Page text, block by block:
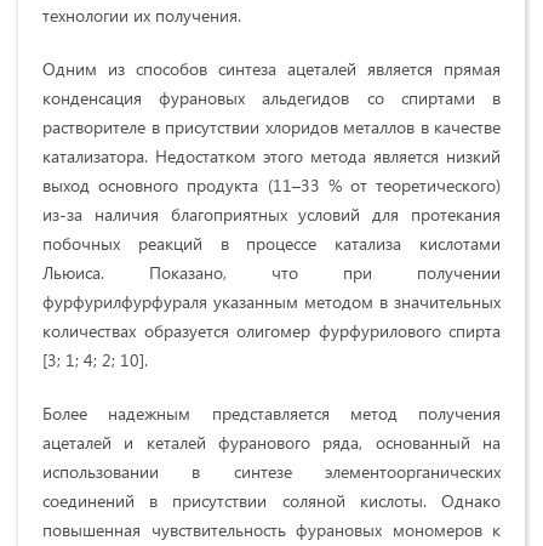
технологии их получения.
Одним из способов синтеза ацеталей является прямая
конденсация фурановых альдегидов со спиртами в
растворителе в присутствии хлоридов металлов в качестве
катализатора. Недостатком этого метода является низкий
выход основного продукта (11–33 % от теоретического)
из-за наличия благоприятных условий для протекания
побочных реакций в процессе катализа кислотами
Льюиса. Показано, что при получении
фурфурилфурфураля указанным методом в значительных
количествах образуется олигомер фурфурилового спирта
[3; 1; 4; 2; 10].
Более надежным представляется метод получения
ацеталей и кеталей фуранового ряда, основанный на
использовании в синтезе элементоорганических
соединений в присутствии соляной кислоты. Однако
повышенная чувствительность фурановых мономеров к